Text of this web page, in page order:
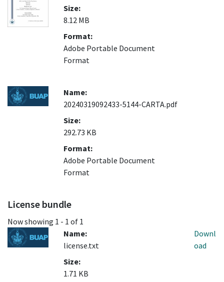
Size:
8.12 MB
Format:
Adobe Portable Document
Format
Name:
20240319092433-5144-CARTA.pdf
Size:
292.73 KB
Format:
Adobe Portable Document
Format
License bundle
Now showing 1 - 1 of 1
Name:
license.txt
Size:
1.71 KB
Downl
oad